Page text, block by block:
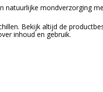
natuurlijke mondverzorging
Bekijk altijd de
inhoud en gebruik.